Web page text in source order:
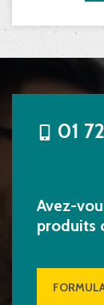
01
Avez-
produits